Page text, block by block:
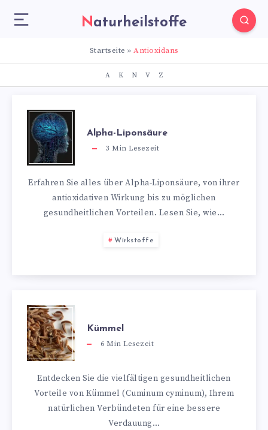
Naturheilstoffe
Startseite » Antioxidans
A K N V Z
Alpha-Liponsäure
3 Min Lesezeit
Erfahren Sie alles über Alpha-Liponsäure, von ihrer
antioxidativen Wirkung bis zu möglichen
gesundheitlichen Vorteilen. Lesen Sie, wie…
Wirkstoffe
Kümmel
6 Min Lesezeit
Entdecken Sie die vielfältigen gesundheitlichen
Vorteile von Kümmel (Cuminum cyminum), Ihrem
natürlichen Verbündeten für eine bessere
Verdauung…